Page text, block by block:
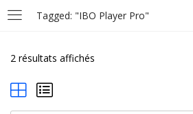
Tagged: "IBO Player Pro"
LOGIN
Enter your username and password to
2 résultats affichés